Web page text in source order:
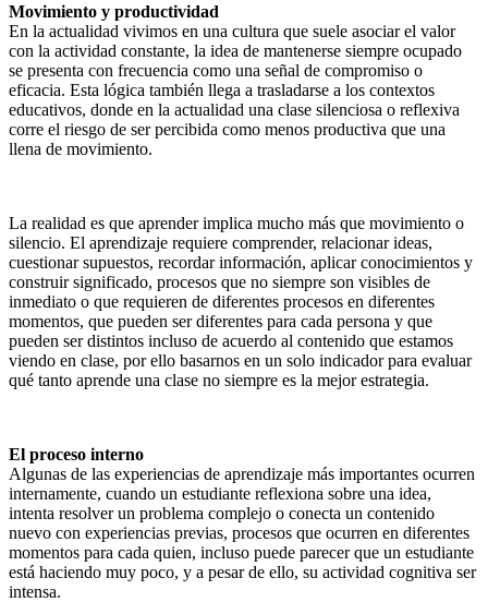
Movimiento y productividad
En la actualidad vivimos en una cultura que suele asociar el valor
con la actividad constante, la idea de mantenerse siempre ocupado
se presenta con frecuencia como una señal de compromiso o
eficacia. Esta lógica también llega a trasladarse a los contextos
educativos, donde en la actualidad una clase silenciosa o reflexiva
corre el riesgo de ser percibida como menos productiva que una
llena de movimiento.
La realidad es que aprender implica mucho más que movimiento o
silencio. El aprendizaje requiere comprender, relacionar ideas,
cuestionar supuestos, recordar información, aplicar conocimientos y
construir significado, procesos que no siempre son visibles de
inmediato o que requieren de diferentes procesos en diferentes
momentos, que pueden ser diferentes para cada persona y que
pueden ser distintos incluso de acuerdo al contenido que estamos
viendo en clase, por ello basarnos en un solo indicador para evaluar
qué tanto aprende una clase no siempre es la mejor estrategia.
El proceso interno
Algunas de las experiencias de aprendizaje más importantes ocurren
internamente, cuando un estudiante reflexiona sobre una idea,
intenta resolver un problema complejo o conecta un contenido
nuevo con experiencias previas, procesos que ocurren en diferentes
momentos para cada quien, incluso puede parecer que un estudiante
está haciendo muy poco, y a pesar de ello, su actividad cognitiva ser
intensa.